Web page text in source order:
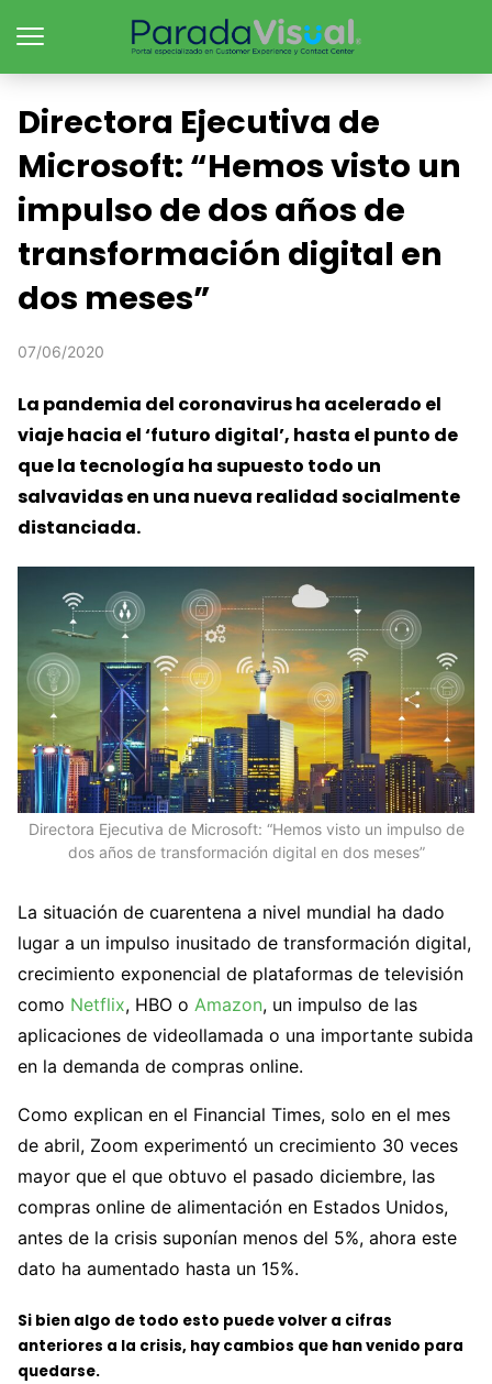
Directora Ejecutiva de
Microsoft: “Hemos visto un
impulso de dos años de
transformación digital en
dos meses”
07/06/2020
La pandemia del coronavirus ha acelerado el
viaje hacia el ‘futuro digital’, hasta el punto de
que la tecnología ha supuesto todo un
salvavidas en una nueva realidad socialmente
distanciada.
Directora Ejecutiva de Microsoft: “Hemos visto un impulso de
dos años de transformación digital en dos meses”
La situación de cuarentena a nivel mundial ha dado
lugar a un impulso inusitado de transformación digital,
crecimiento exponencial de plataformas de televisión
como Netflix, HBO o Amazon, un impulso de las
aplicaciones de videollamada o una importante subida
en la demanda de compras online.
Como explican en el Financial Times, solo en el mes
de abril, Zoom experimentó un crecimiento 30 veces
mayor que el que obtuvo el pasado diciembre, las
compras online de alimentación en Estados Unidos,
antes de la crisis suponían menos del 5%, ahora este
dato ha aumentado hasta un 15%.
Si bien algo de todo esto puede volver a cifras
anteriores a la crisis, hay cambios que han venido para
quedarse.